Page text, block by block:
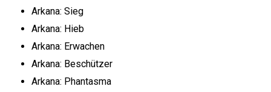
Arkana: Sieg
Arkana: Hieb
Arkana: Erwachen
Arkana: Beschützer
Arkana: Phantasma